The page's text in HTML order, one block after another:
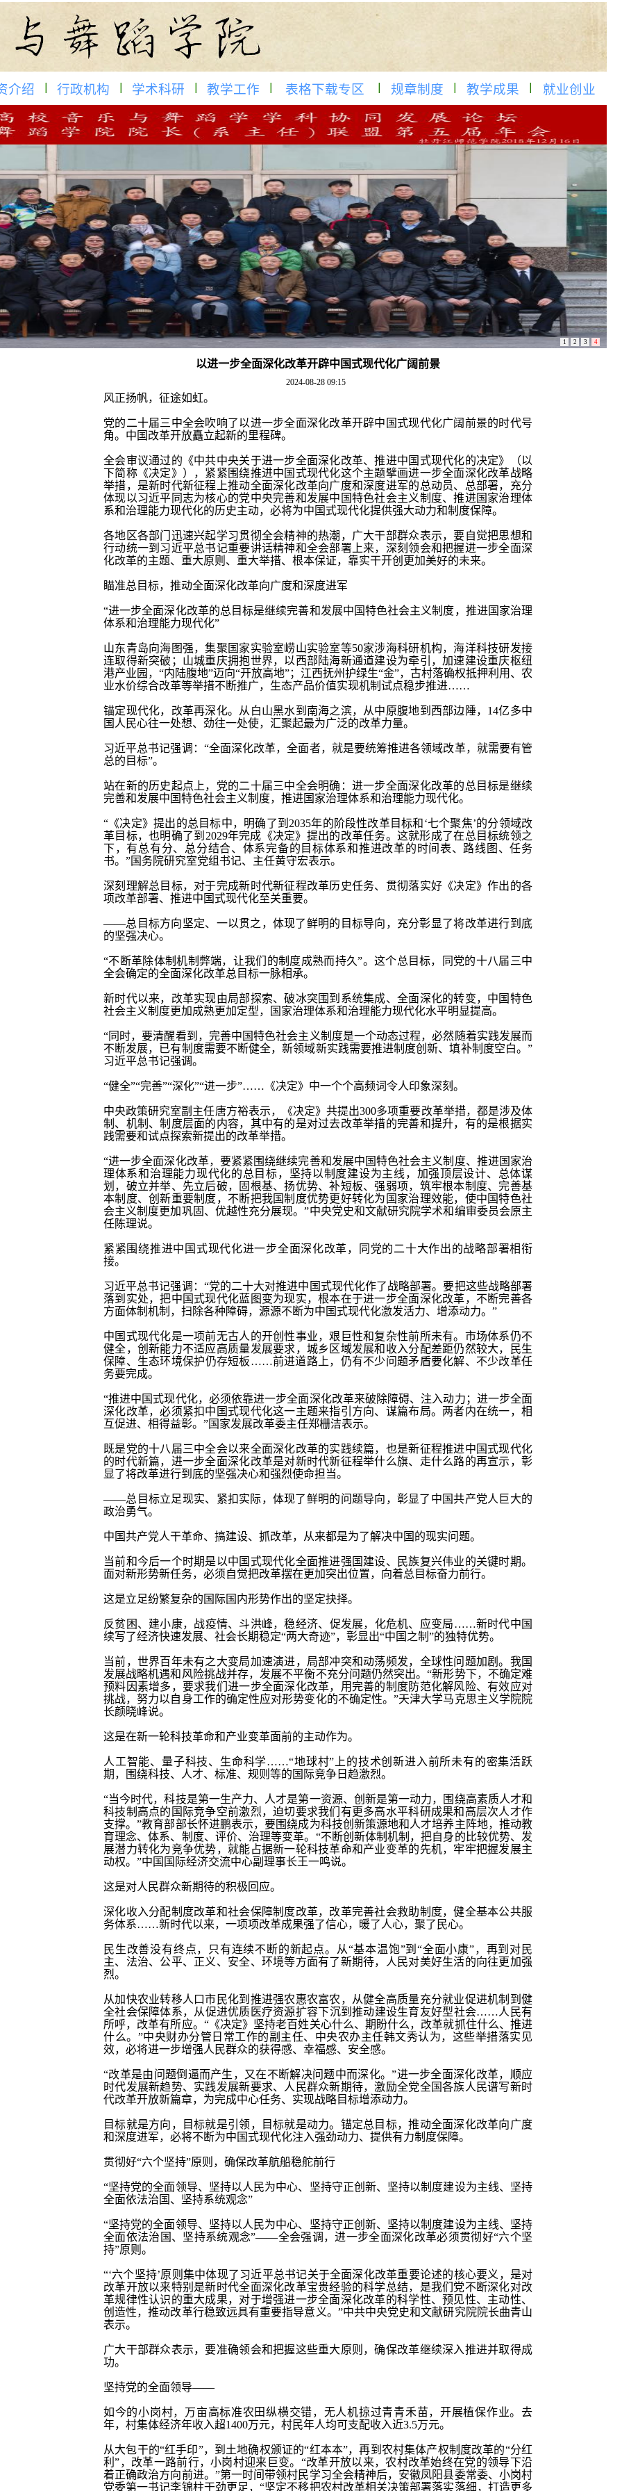
介绍 行政机构 学术科研 教学工作 表格下载专区 规章制度 教学成果 就业创业
1 2 3 4
以进一步全面深化改革开辟中国式现代化广阔前景
2024-08-28 09:15
风正扬帆，征途如虹。
党的二十届三中全会吹响了以进一步全面深化改革开辟中国式现代化广阔前景的时代号
角。中国改革开放矗立起新的里程碑。
全会审议通过的《中共中央关于进一步全面深化改革、推进中国式现代化的决定》（以
下简称《决定》），紧紧围绕推进中国式现代化这个主题擘画进一步全面深化改革战略
举措，是新时代新征程上推动全面深化改革向广度和深度进军的总动员、总部署，充分
体现以习近平同志为核心的党中央完善和发展中国特色社会主义制度、推进国家治理体
系和治理能力现代化的历史主动，必将为中国式现代化提供强大动力和制度保障。
各地区各部门迅速兴起学习贯彻全会精神的热潮，广大干部群众表示，要自觉把思想和
行动统一到习近平总书记重要讲话精神和全会部署上来，深刻领会和把握进一步全面深
化改革的主题、重大原则、重大举措、根本保证，靠实干开创更加美好的未来。
瞄准总目标，推动全面深化改革向广度和深度进军
“进一步全面深化改革的总目标是继续完善和发展中国特色社会主义制度，推进国家治理
体系和治理能力现代化”
山东青岛向海图强，集聚国家实验室崂山实验室等50家涉海科研机构，海洋科技研发接
连取得新突破；山城重庆拥抱世界，以西部陆海新通道建设为牵引，加速建设重庆枢纽
港产业园，“内陆腹地”迈向“开放高地”；江西抚州护绿生“金”，古村落确权抵押利用、农
业水价综合改革等举措不断推广，生态产品价值实现机制试点稳步推进……
锚定现代化，改革再深化。从白山黑水到南海之滨，从中原腹地到西部边陲， 14亿多中
国人民心往一处想、劲往一处使，汇聚起最为广泛的改革力量。
习近平总书记强调： “全面深化改革，全面者，就是要统筹推进各领域改革，就需要有管
总的目标”。
站在新的历史起点上，党的二十届三中全会明确：进一步全面深化改革的总目标是继续
完善和发展中国特色社会主义制度，推进国家治理体系和治理能力现代化。
“《决定》提出的总目标中，明确了到2035年的阶段性改革目标和‘七个聚焦’的分领域改
革目标，也明确了到2029年完成《决定》提出的改革任务。这就形成了在总目标统领之
下，有总有分、总分结合、体系完备的目标体系和推进改革的时间表、路线图、任务
书。”国务院研究室党组书记、主任黄守宏表示。
深刻理解总目标，对于完成新时代新征程改革历史任务、贯彻落实好《决定》作出的各
项改革部署、推进中国式现代化至关重要。
——总目标方向坚定、一以贯之，体现了鲜明的目标导向，充分彰显了将改革进行到底
的坚强决心。
“不断革除体制机制弊端，让我们的制度成熟而持久”。这个总目标，同党的十八届三中
全会确定的全面深化改革总目标一脉相承。
新时代以来，改革实现由局部探索、破冰突围到系统集成、全面深化的转变，中国特色
社会主义制度更加成熟更加定型，国家治理体系和治理能力现代化水平明显提高。
“同时，要清醒看到，完善中国特色社会主义制度是一个动态过程，必然随着实践发展而
不断发展，已有制度需要不断健全，新领域新实践需要推进制度创新、填补制度空白。”
习近平总书记强调。
“健全”“完善”“深化”“进一步”……《决定》中一个个高频词令人印象深刻。
中央政策研究室副主任唐方裕表示，《决定》共提出300多项重要改革举措，都是涉及体
制、机制、制度层面的内容，其中有的是对过去改革举措的完善和提升，有的是根据实
践需要和试点探索新提出的改革举措。
“进一步全面深化改革，要紧紧围绕继续完善和发展中国特色社会主义制度、推进国家治
理体系和治理能力现代化的总目标，坚持以制度建设为主线，加强顶层设计、总体谋
划，破立并举、先立后破，固根基、扬优势、补短板、强弱项，筑牢根本制度、完善基
本制度、创新重要制度，不断把我国制度优势更好转化为国家治理效能，使中国特色社
会主义制度更加巩固、优越性充分展现。”中央党史和文献研究院学术和编审委员会原主
任陈理说。
紧紧围绕推进中国式现代化进一步全面深化改革，同党的二十大作出的战略部署相衔
接。
习近平总书记强调： “党的二十大对推进中国式现代化作了战略部署。要把这些战略部署
落到实处，把中国式现代化蓝图变为现实，根本在于进一步全面深化改革，不断完善各
方面体制机制，扫除各种障碍，源源不断为中国式现代化激发活力、增添动力。”
中国式现代化是一项前无古人的开创性事业，艰巨性和复杂性前所未有。市场体系仍不
健全，创新能力不适应高质量发展要求，城乡区域发展和收入分配差距仍然较大，民生
保障、生态环境保护仍存短板……前进道路上，仍有不少问题矛盾要化解、不少改革任
务要完成。
“推进中国式现代化，必须依靠进一步全面深化改革来破除障碍、注入动力；进一步全面
深化改革，必须紧扣中国式现代化这一主题来指引方向、谋篇布局。两者内在统一，相
互促进、相得益彰。”国家发展改革委主任郑栅洁表示。
既是党的十八届三中全会以来全面深化改革的实践续篇，也是新征程推进中国式现代化
的时代新篇，进一步全面深化改革是对新时代新征程举什么旗、走什么路的再宣示，彰
显了将改革进行到底的坚强决心和强烈使命担当。
——总目标立足现实、紧扣实际，体现了鲜明的问题导向，彰显了中国共产党人巨大的
政治勇气。
中国共产党人干革命、搞建设、抓改革，从来都是为了解决中国的现实问题。
当前和今后一个时期是以中国式现代化全面推进强国建设、民族复兴伟业的关键时期。
面对新形势新任务，必须自觉把改革摆在更加突出位置，向着总目标奋力前行。
这是立足纷繁复杂的国际国内形势作出的坚定抉择。
反贫困、建小康，战疫情、斗洪峰，稳经济、促发展，化危机、应变局……新时代中国
续写了经济快速发展、社会长期稳定“两大奇迹”，彰显出“中国之制”的独特优势。
当前，世界百年未有之大变局加速演进，局部冲突和动荡频发，全球性问题加剧。我国
发展战略机遇和风险挑战并存，发展不平衡不充分问题仍然突出。“新形势下，不确定难
预料因素增多，要求我们进一步全面深化改革，用完善的制度防范化解风险、有效应对
挑战，努力以自身工作的确定性应对形势变化的不确定性。”天津大学马克思主义学院院
长颜晓峰说。
这是在新一轮科技革命和产业变革面前的主动作为。
人工智能、量子科技、生命科学……“地球村”上的技术创新进入前所未有的密集活跃
期，围绕科技、人才、标准、规则等的国际竞争日趋激烈。
“当今时代，科技是第一生产力、人才是第一资源、创新是第一动力，围绕高素质人才和
科技制高点的国际竞争空前激烈，迫切要求我们有更多高水平科研成果和高层次人才作
支撑。”教育部部长怀进鹏表示，要围绕成为科技创新策源地和人才培养主阵地，推动教
育理念、体系、制度、评价、治理等变革。“不断创新体制机制，把自身的比较优势、发
展潜力转化为竞争优势，就能占据新一轮科技革命和产业变革的先机，牢牢把握发展主
动权。”中国国际经济交流中心副理事长王一鸣说。
这是对人民群众新期待的积极回应。
深化收入分配制度改革和社会保障制度改革，改革完善社会救助制度，健全基本公共服
务体系……新时代以来，一项项改革成果强了信心，暖了人心，聚了民心。
民生改善没有终点，只有连续不断的新起点。从“基本温饱”到“全面小康”，再到对民
主、法治、公平、正义、安全、环境等方面有了新期待，人民对美好生活的向往更加强
烈。
从加快农业转移人口市民化到推进强农惠农富农，从健全高质量充分就业促进机制到健
全社会保障体系，从促进优质医疗资源扩容下沉到推动建设生育友好型社会……人民有
所呼，改革有所应。“《决定》坚持老百姓关心什么、期盼什么，改革就抓住什么、推进
什么。”中央财办分管日常工作的副主任、中央农办主任韩文秀认为，这些举措落实见
效，必将进一步增强人民群众的获得感、幸福感、安全感。
“改革是由问题倒逼而产生，又在不断解决问题中而深化。”进一步全面深化改革，顺应
时代发展新趋势、实践发展新要求、人民群众新期待，激励全党全国各族人民谱写新时
代改革开放新篇章，为完成中心任务、实现战略目标增添动力。
目标就是方向，目标就是引领，目标就是动力。锚定总目标，推动全面深化改革向广度
和深度进军，必将不断为中国式现代化注入强劲动力、提供有力制度保障。
贯彻好“六个坚持”原则，确保改革航船稳舵前行
“坚持党的全面领导、坚持以人民为中心、坚持守正创新、坚持以制度建设为主线、坚持
全面依法治国、坚持系统观念”
“坚持党的全面领导、坚持以人民为中心、坚持守正创新、坚持以制度建设为主线、坚持
全面依法治国、坚持系统观念”——全会强调，进一步全面深化改革必须贯彻好“六个坚
持”原则。
“‘六个坚持’原则集中体现了习近平总书记关于全面深化改革重要论述的核心要义，是对
改革开放以来特别是新时代全面深化改革宝贵经验的科学总结，是我们党不断深化对改
革规律性认识的重大成果，对于增强进一步全面深化改革的科学性、预见性、主动性、
创造性，推动改革行稳致远具有重要指导意义。”中共中央党史和文献研究院院长曲青山
表示。
广大干部群众表示，要准确领会和把握这些重大原则，确保改革继续深入推进并取得成
功。
坚持党的全面领导——
如今的小岗村，万亩高标准农田纵横交错，无人机掠过青青禾苗，开展植保作业。去
年，村集体经济年收入超1400万元，村民年人均可支配收入近3.5万元。
从大包干的“红手印”，到土地确权颁证的“红本本”，再到农村集体产权制度改革的“分红
利”，改革一路前行，小岗村迎来巨变。“改革开放以来，农村改革始终在党的领导下沿
着正确政治方向前进。”第一时间带领村民学习全会精神后，安徽凤阳县委常委、小岗村
党委第一书记李锦柱干劲更足，“坚定不移把农村改革相关决策部署落实落细，打造更多